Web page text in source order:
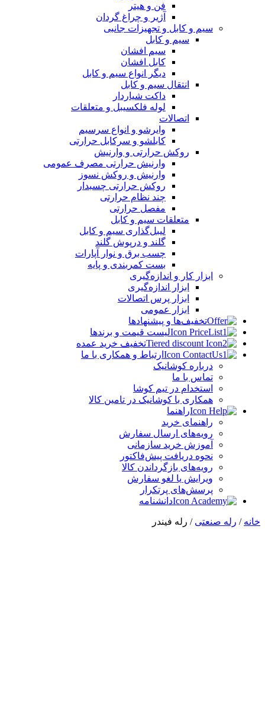
فن و هیتر
آژیر و چراغ گردان
سیم و کابل و تجهیزات جانبی
سیم و کابل
سیم افشان
کابل افشان
دیگر انواع سیم و کابل
انتقال سیم و کابل
داکت شیاردار
لوله فلکسیبل و متعلقات
اتصالات
وایرشو و انواع سرسیم
کابلشو و سرکابل حرارتی
روکش حرارتی و وارنیش
وارنیش حرارتی مصرف عمومی
وارنیش و روکش نسوز
روکش حرارتی چسبدار
چند نظام حرارتی
مفصل حرارتی
متعلقات سیم و کابل
لیبل‌گذاری سیم و کابل
گلند و درپوش گلند
چسب برق و نوار آپارات
بست کمربندی و پایه
ابزار کار و اندازه‌گیری
ابزار اندازه‌گیری
ابزار پرس اتصالات
ابزار عمومی
تخفیف‌ها و پیشنهادها
لیست قیمت و برندها
تخفیف خرید عمده
ارتباط و همکاری با ما
درباره کوشانیک
تماس با ما
استخدام در تیم کوشا
همکاری با کوشانیک در تامین کالا
راهنما
راهنمای خرید
رویه‌های ارسال سفارش
آموزش خرید سازمانی
نحوه دریافت پیش‌فاکتور
رویه‌های بازگرداندن کالا
ویرایش یا لغو سفارش
پرسش‌های پرتکرار
دانشنامه
خانه / رله صنعتی / رله فیندر